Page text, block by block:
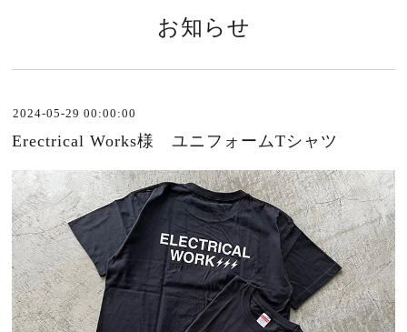
お知らせ
2024-05-29 00:00:00
Erectrical Works様 ユニフォームTシャツ